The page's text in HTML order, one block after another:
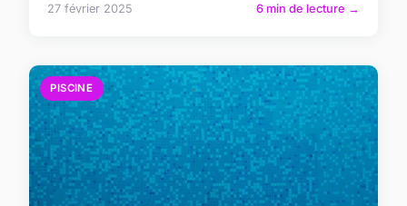
27 février 2025 6 min de lecture →
PISCINE